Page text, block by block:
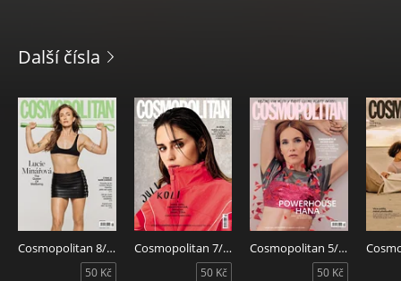
Další čísla
Cosmopolitan 8/2026
50 Kč
Cosmopolitan 7/2026
50 Kč
Cosmopolitan 5/2026
50 Kč